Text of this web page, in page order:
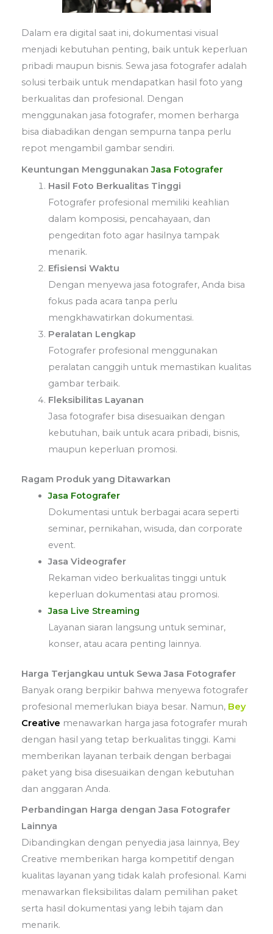
Dalam era digital saat ini, dokumentasi visual
menjadi kebutuhan penting, baik untuk keperluan
pribadi maupun bisnis. Sewa jasa fotografer adalah
solusi terbaik untuk mendapatkan hasil foto yang
berkualitas dan profesional. Dengan
menggunakan jasa fotografer, momen berharga
bisa diabadikan dengan sempurna tanpa perlu
repot mengambil gambar sendiri.
Keuntungan MenggunakanJasa Fotografer
Hasil Foto Berkualitas Tinggi
Fotografer profesional memiliki keahlian
dalam komposisi, pencahayaan, dan
pengeditan foto agar hasilnya tampak
menarik.
Efisiensi Waktu
Dengan menyewa jasa fotografer, Anda bisa
fokus pada acara tanpa perlu
mengkhawatirkan dokumentasi.
Peralatan Lengkap
Fotografer profesional menggunakan
peralatan canggih untuk memastikan kualitas
gambar terbaik.
Fleksibilitas Layanan
Jasa fotografer bisa disesuaikan dengan
kebutuhan, baik untuk acara pribadi, bisnis,
maupun keperluan promosi.
Ragam Produk yang Ditawarkan
Jasa Fotografer
Dokumentasi untuk berbagai acara seperti
seminar, pernikahan, wisuda, dan corporate
event.
Jasa Videografer
Rekaman video berkualitas tinggi untuk
keperluan dokumentasi atau promosi.
Jasa Live Streaming
Layanan siaran langsung untuk seminar,
konser, atau acara penting lainnya.
Harga Terjangkau untuk Sewa Jasa Fotografer
Banyak orang berpikir bahwa menyewa fotografer
profesional memerlukan biaya besar. Namun, Bey
Creative menawarkan harga jasa fotografer murah
dengan hasil yang tetap berkualitas tinggi. Kami
memberikan layanan terbaik dengan berbagai
paket yang bisa disesuaikan dengan kebutuhan
dan anggaran Anda.
Perbandingan Harga dengan Jasa Fotografer
Lainnya
Dibandingkan dengan penyedia jasa lainnya, Bey
Creative memberikan harga kompetitif dengan
kualitas layanan yang tidak kalah profesional. Kami
menawarkan fleksibilitas dalam pemilihan paket
serta hasil dokumentasi yang lebih tajam dan
menarik.